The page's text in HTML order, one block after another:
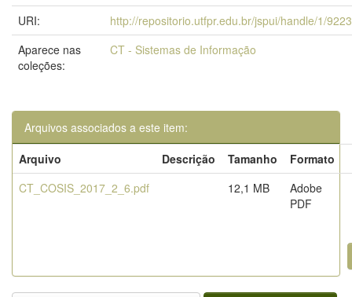
URI:
http://repositorio.utfpr.edu.br/jspui/handle/1/9223
Aparece nas
coleções:
CT - Sistemas de Informação
Arquivos associados a este item:
Arquivo
Descrição Tamanho
Formato
CT_COSIS_2017_2_6.pdf
12,1 MB
Adobe
PDF